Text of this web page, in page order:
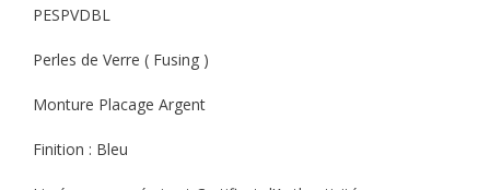
PESPVDBL
Perles de Verre ( Fusing )
Monture Placage Argent
Finition : Bleu